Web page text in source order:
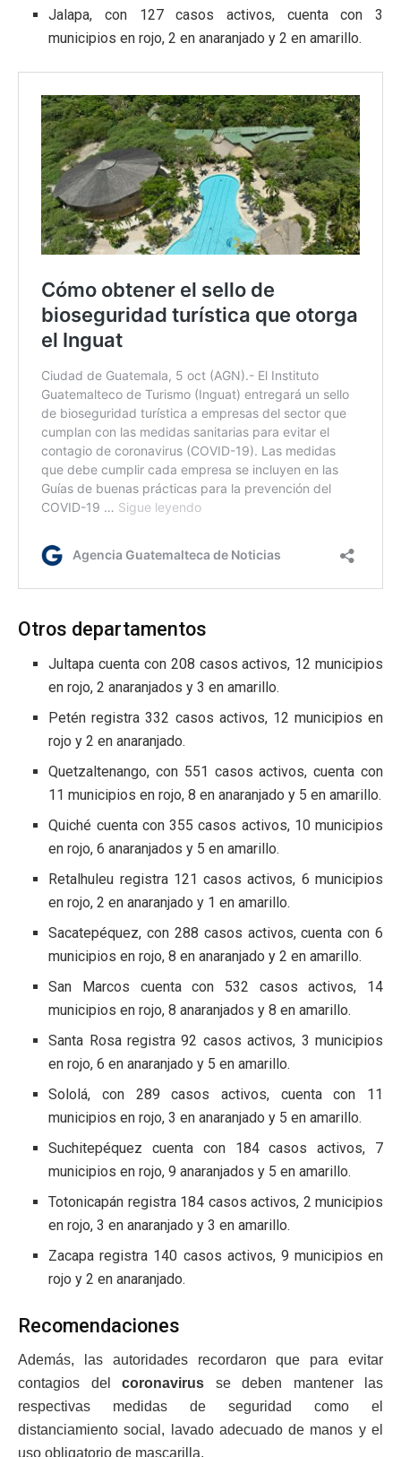
Jalapa, con 127 casos activos, cuenta con 3
municipios en rojo, 2 en anaranjado y 2 en amarillo.
Otros departamentos
Jultapa cuenta con 208 casos activos, 12 municipios
en rojo, 2 anaranjados y 3 en amarillo.
Petén registra 332 casos activos, 12 municipios en
rojo y 2 en anaranjado.
Quetzaltenango, con 551 casos activos, cuenta con
11 municipios en rojo, 8 en anaranjado y 5 en amarillo.
Quiché cuenta con 355 casos activos, 10 municipios
en rojo, 6 anaranjados y 5 en amarillo.
Retalhuleu registra 121 casos activos, 6 municipios
en rojo, 2 en anaranjado y 1 en amarillo.
Sacatepéquez, con 288 casos activos, cuenta con 6
municipios en rojo, 8 en anaranjado y 2 en amarillo.
San Marcos cuenta con 532 casos activos, 14
municipios en rojo, 8 anaranjados y 8 en amarillo.
Santa Rosa registra 92 casos activos, 3 municipios
en rojo, 6 en anaranjado y 5 en amarillo.
Sololá, con 289 casos activos, cuenta con 11
municipios en rojo, 3 en anaranjado y 5 en amarillo.
Suchitepéquez cuenta con 184 casos activos, 7
municipios en rojo, 9 anaranjados y 5 en amarillo.
Totonicapán registra 184 casos activos, 2 municipios
en rojo, 3 en anaranjado y 3 en amarillo.
Zacapa registra 140 casos activos, 9 municipios en
rojo y 2 en anaranjado.
Recomendaciones
Además, las autoridades recordaron que para evitar
contagios del coronavirus se deben mantener las
respectivas medidas de seguridad como el
distanciamiento social, lavado adecuado de manos y el
uso obligatorio de mascarilla.